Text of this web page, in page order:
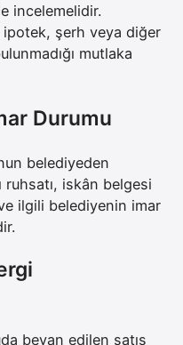
incelemelidir.
şerh veya diğer
mutlaka
Durumu
belediyeden
ruhsatı, iskân belgesi
ilgili belediyenin imar
beyan edilen satış